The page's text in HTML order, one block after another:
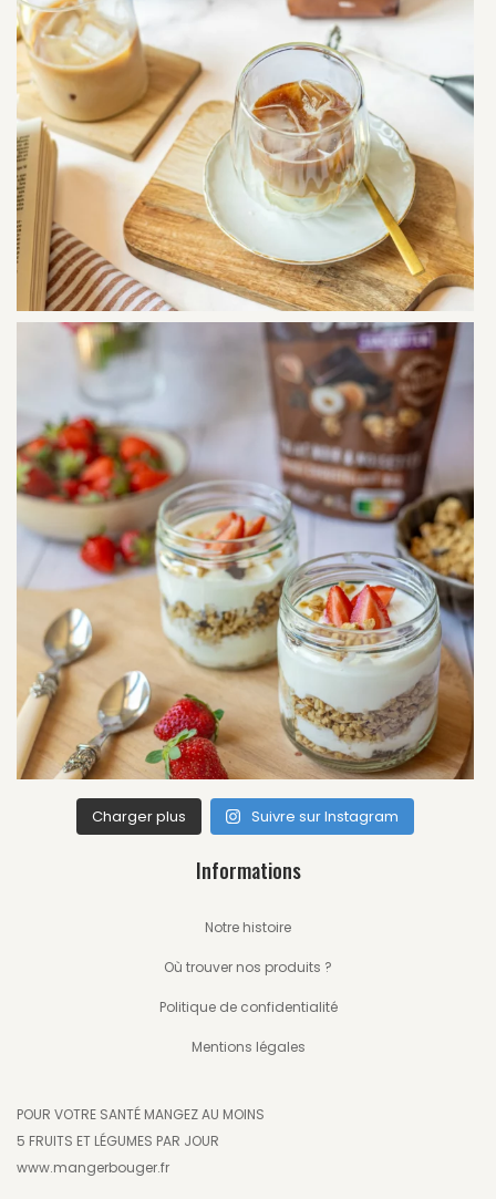
Charger plus Suivre sur Instagram
Informations
Notre histoire
Où trouver nos produits ?
Politique de confidentialité
Mentions légales
POUR VOTRE SANTÉ MANGEZ AU MOINS
5 FRUITS ET LÉGUMES PAR JOUR
www.mangerbouger.fr